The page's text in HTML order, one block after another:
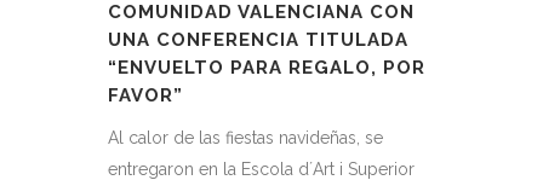
COMUNIDAD VALENCIANA CON
UNA CONFERENCIA TITULADA
“ENVUELTO PARA REGALO, POR
FAVOR”
Al calor de las fiestas navideñas, se
entregaron en la Escola d´Art i Superior